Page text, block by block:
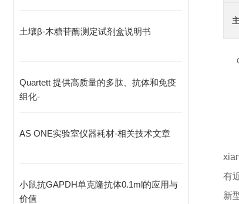
土壤β-木糖苷酶测定试剂盒说明书
Quartett 提供高质量的多肽、抗体和免疫
组化-
AS ONE实验室仪器耗材-相关技术文章
小鼠抗GAPDH单克隆抗体0.1ml的应用与
价值
有
新